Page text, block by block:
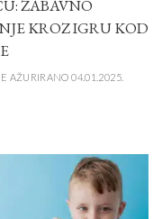
ZABAVNO
KROZ IGRU KOD
AŽURIRANO 04.01.2025.